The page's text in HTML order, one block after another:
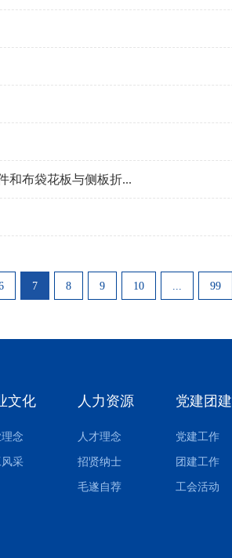
和布袋花板与侧板折...
7 8 9 10 ... 99
文化
念
风采
人力资源
人才理念
招贤纳士
毛遂自荐
党建团建
党建工作
团建工作
工会活动